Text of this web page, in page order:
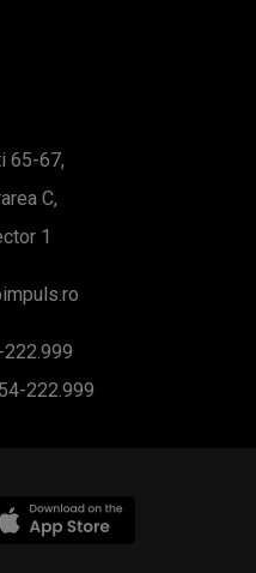
65-67,
C,
1
222.999
222.999